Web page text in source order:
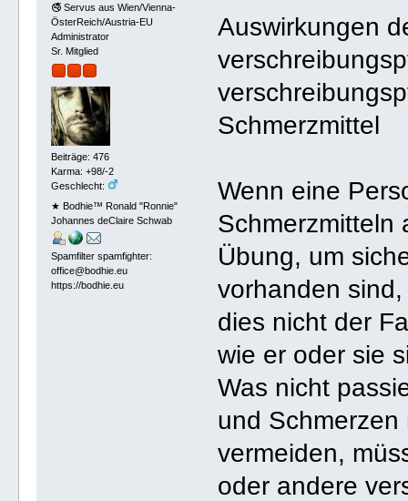
🚭 Servus aus Wien/Vienna-
ÖsterReich/Austria-EU
Administrator
Sr. Mitglied
Beiträge: 476
Karma: +98/-2
Geschlecht:
★ Bodhie™ Ronald "Ronnie"
Johannes deClaire Schwab
Spamfilter spamfighter:
office@bodhie.eu
https://bodhie.eu
Auswirkungen
Schmerzmittel
Wenn eine
Schmerzmitteln
Übung, um
vorhanden
dies nicht der
wie er oder sie
Was nicht
und
vermeiden,
oder andere